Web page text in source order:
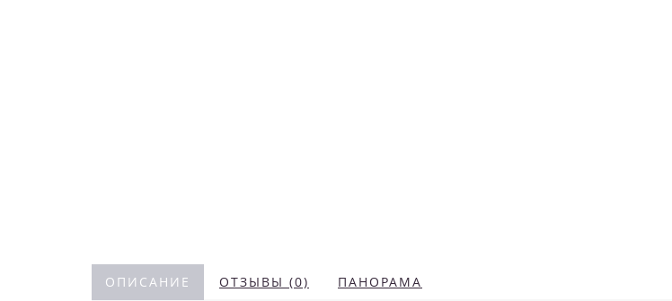
ОПИСАНИЕ ОТЗЫВЫ (0) ПАНОРАМА